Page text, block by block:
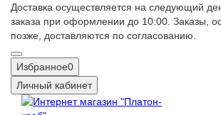
Доставка осуществляется на следующий
заказа при оформлении до 10:00. Заказы,
позже, доставляются по согласованию.
Избранное0
Личный кабинет